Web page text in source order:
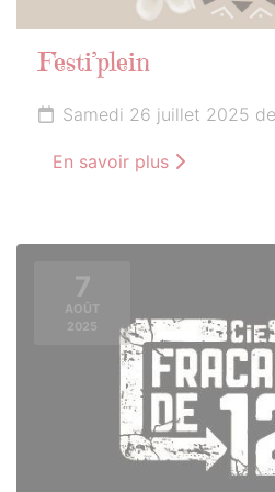
Festi’plein
Samedi 26 juillet 2025
En savoir plus
7
AOÛT
2025